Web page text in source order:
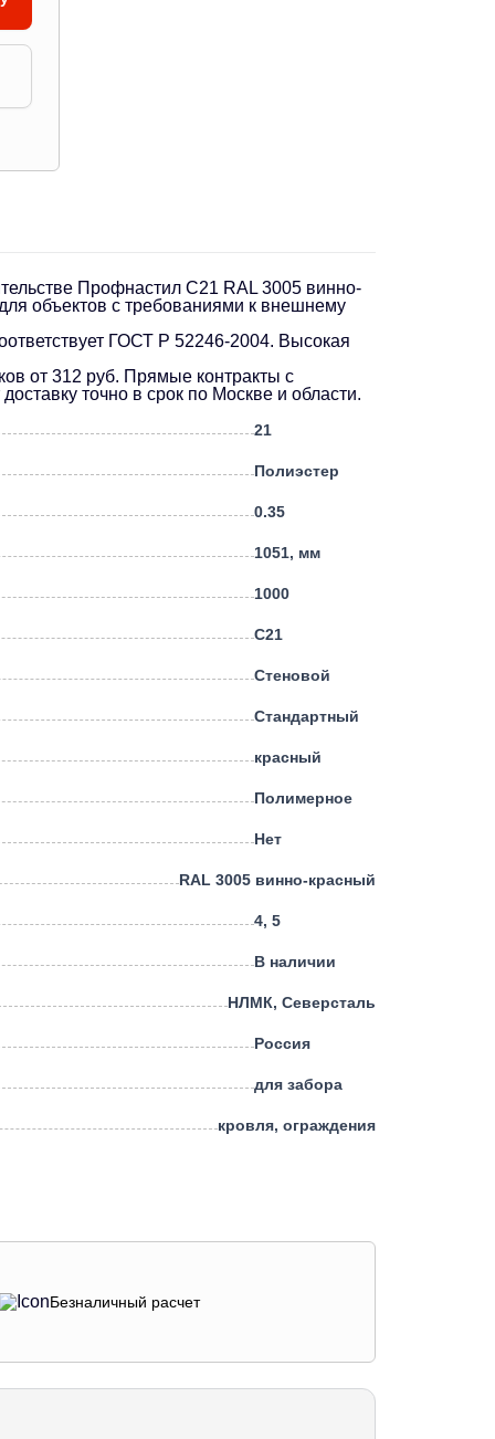
Профнастил С21 RAL 3005 винно-
объектов с требованиями к внешнему
ГОСТ Р 52246-2004. Высокая
от 312 руб. Прямые контракты с
точно в срок по Москве и области.
21
Полиэстер
0.35
1051, мм
1000
С21
Стеновой
Стандартный
красный
Полимерное
Нет
RAL 3005 винно-красный
4, 5
В наличии
НЛМК, Северсталь
Россия
для забора
кровля, ограждения
Безналичный расчет